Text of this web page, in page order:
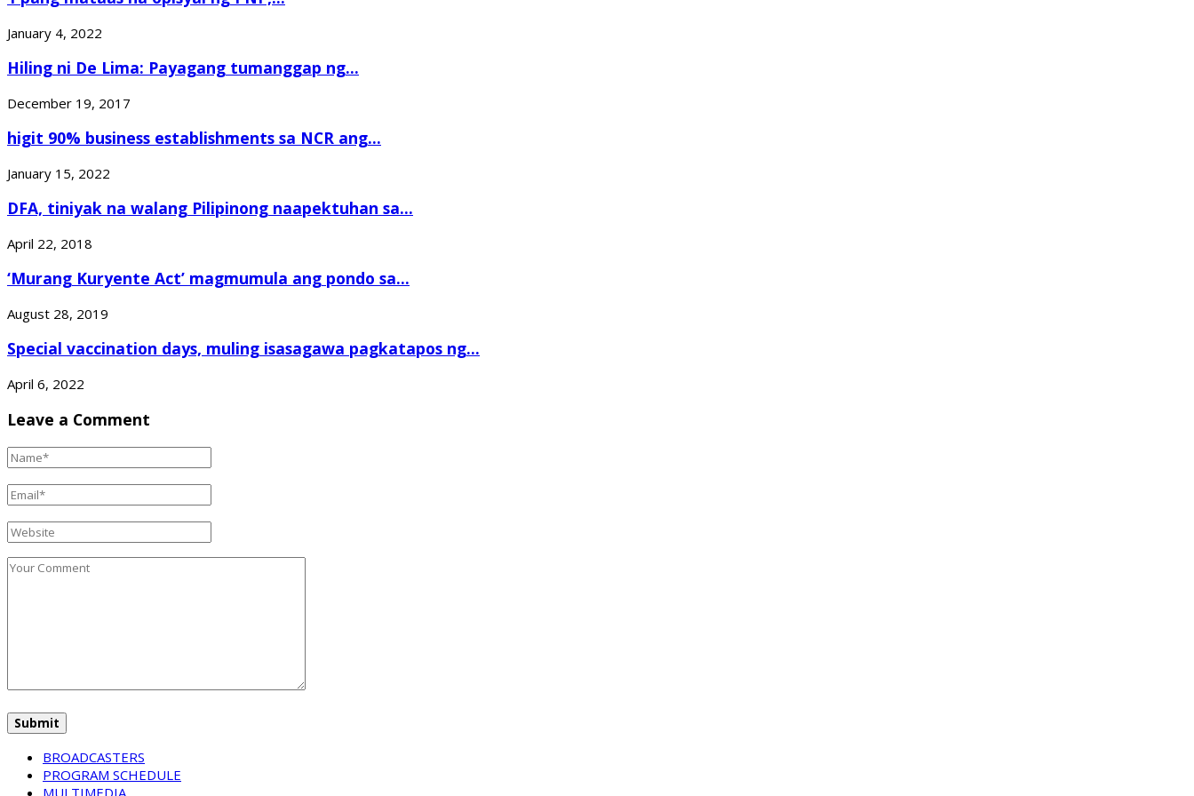
January 4, 2022
Hiling ni De Lima: Payagang tumanggap ng...
December 19, 2017
higit 90% business establishments sa NCR ang...
January 15, 2022
DFA, tiniyak na walang Pilipinong naapektuhan sa...
April 22, 2018
‘Murang Kuryente Act’ magmumula ang pondo sa...
August 28, 2019
Special vaccination days, muling isasagawa pagkatapos ng...
April 6, 2022
Leave a Comment
BROADCASTERS
PROGRAM SCHEDULE